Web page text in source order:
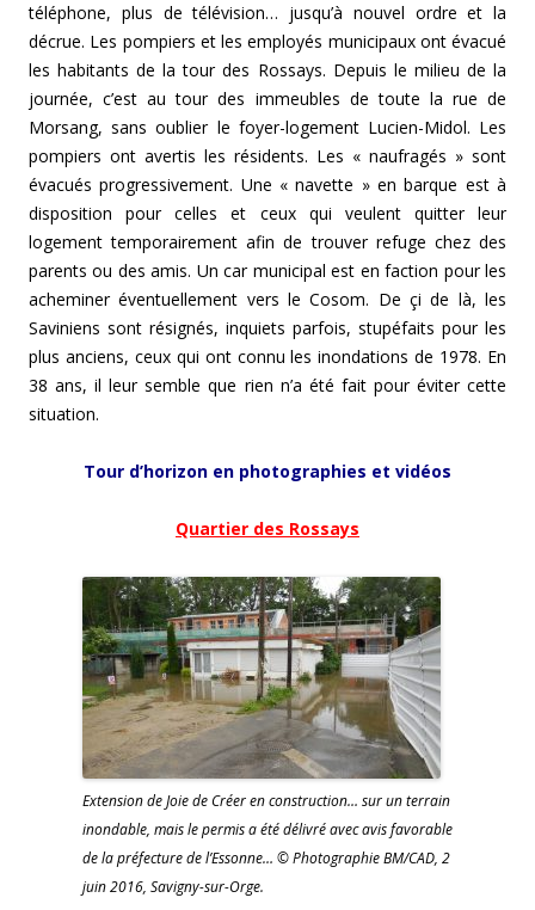
téléphone, plus de télévision… jusqu’à nouvel ordre et la
décrue. Les pompiers et les employés municipaux ont évacué
les habitants de la tour des Rossays. Depuis le milieu de la
journée, c’est au tour des immeubles de toute la rue de
Morsang, sans oublier le foyer-logement Lucien-Midol. Les
pompiers ont avertis les résidents. Les « naufragés » sont
évacués progressivement. Une « navette » en barque est à
disposition pour celles et ceux qui veulent quitter leur
logement temporairement afin de trouver refuge chez des
parents ou des amis. Un car municipal est en faction pour les
acheminer éventuellement vers le Cosom. De çi de là, les
Saviniens sont résignés, inquiets parfois, stupéfaits pour les
plus anciens, ceux qui ont connu les inondations de 1978. En
38 ans, il leur semble que rien n’a été fait pour éviter cette
situation.
Tour d’horizon en photographies et vidéos
Quartier des Rossays
Extension de Joie de Créer en construction… sur un terrain
inondable, mais le permis a été délivré avec avis favorable
de la préfecture de l’Essonne… © Photographie BM/CAD, 2
juin 2016, Savigny-sur-Orge.